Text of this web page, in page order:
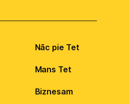
Nāc pie Tet
Mans Tet
Biznesam